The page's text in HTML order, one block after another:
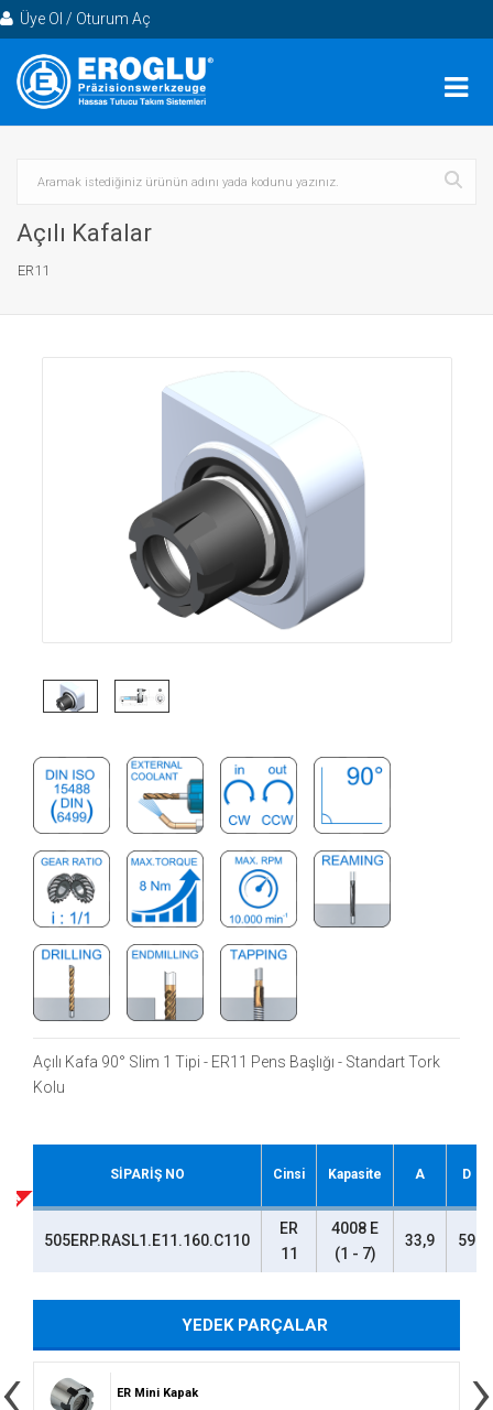
Üye Ol / Oturum Aç
Açılı Kafalar
ER11
Açılı Kafa 90° Slim 1 Tipi - ER11 Pens Başlığı - Standart Tork
Kolu
SİPARİŞ NO Cinsi Kapasite A D
505ERP.RASL1.E11.160.C110
ER
11
4008 E
(1 - 7)
33,9 59
YEDEK PARÇALAR
ER Mini Kapak
‹ ›